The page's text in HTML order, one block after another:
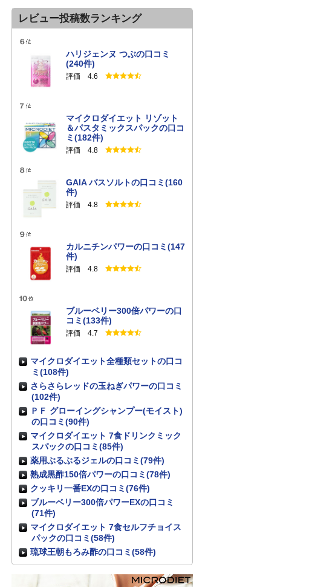
レビュー投稿数ランキング
ハリジェンヌ つぶの口コミ
(240件)
評価 4.6
マイクロダイエット リゾット
＆パスタミックスパックの口コ
ミ(182件)
評価 4.8
GAIA バスソルトの口コミ(160
件)
評価 4.8
カルニチンパワーの口コミ(147
件)
評価 4.8
ブルーベリー300倍パワーの口
コミ(133件)
評価 4.7
マイクロダイエット全種類セットの口コ
ミ(108件)
さらさらレッドの玉ねぎパワーの口コミ
(102件)
ＰＦ グローイングシャンプー(モイスト)
の口コミ(90件)
マイクロダイエット 7食ドリンクミック
スパックの口コミ(85件)
薬用ぶるぶるジェルの口コミ(79件)
熟成黒酢150倍パワーの口コミ(78件)
クッキリ一番EXの口コミ(76件)
ブルーベリー300倍パワーEXの口コミ
(71件)
マイクロダイエット 7食セルフチョイス
パックの口コミ(58件)
琉球王朝もろみ酢の口コミ(58件)